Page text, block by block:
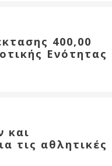
400,00
Ενότητας
και
τις αθλητικές